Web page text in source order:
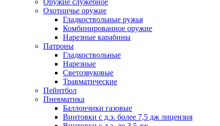
Оружие служебное
Охотничье оружие
Гладкоствольные ружья
Комбинированное оружие
Нарезные карабины
Патроны
Гладкоствольные
Нарезные
Светозвуковые
Травматические
Пейнтбол
Пневматика
Баллончики газовые
Винтовки с д.э. более 7,5 дж лицензия